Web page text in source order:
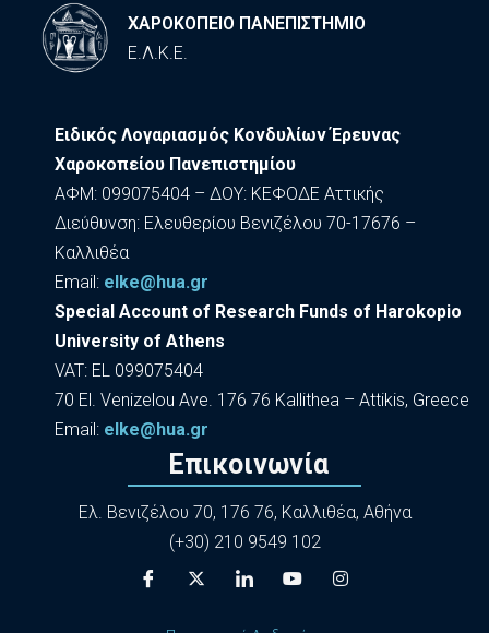
ΧΑΡΟΚΟΠΕΙΟ ΠΑΝΕΠΙΣΤΗΜΙΟ
Ε.Λ.Κ.Ε.
Ειδικός Λογαριασμός Κονδυλίων Έρευνας
Χαροκοπείου Πανεπιστημίου
ΑΦΜ: 099075404 – ΔΟΥ: ΚΕΦΟΔΕ Αττικής
Διεύθυνση: Ελευθερίου Βενιζέλου 70-17676 –
Καλλιθέα
Εmail: elke@hua.gr
Special Account of Research Funds of Harokopio
University of Athens
VAT: EL 099075404
70 El. Venizelou Ave. 176 76 Kallithea – Attikis, Greece
Εmail: elke@hua.gr
Επικοινωνία
Ελ. Βενιζέλου 70, 176 76, Καλλιθέα, Αθήνα
(+30) 210 9549 102